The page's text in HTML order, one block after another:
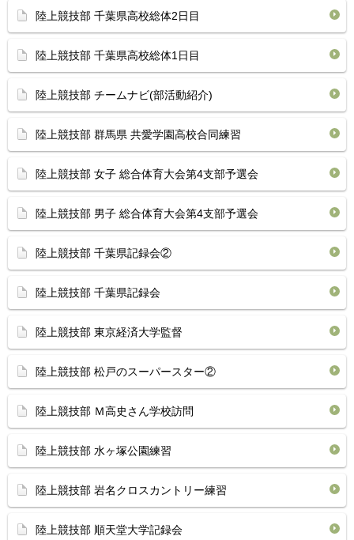
陸上競技部 千葉県高校総体2日目
陸上競技部 千葉県高校総体1日目
陸上競技部 チームナビ(部活動紹介)
陸上競技部 群馬県 共愛学園高校合同練習
陸上競技部 女子 総合体育大会第4支部予選会
陸上競技部 男子 総合体育大会第4支部予選会
陸上競技部 千葉県記録会②
陸上競技部 千葉県記録会
陸上競技部 東京経済大学監督
陸上競技部 松戸のスーパースター②
陸上競技部 Ｍ高史さん学校訪問
陸上競技部 水ヶ塚公園練習
陸上競技部 岩名クロスカントリー練習
陸上競技部 順天堂大学記録会